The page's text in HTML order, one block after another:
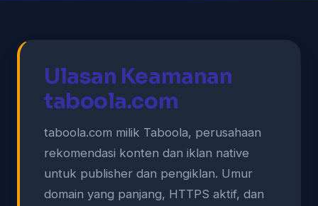
Ulasan Keamanan
taboola.com
taboola.com milik Taboola, perusahaan
rekomendasi konten dan iklan native
untuk publisher dan pengiklan. Umur
domain yang panjang, HTTPS aktif, dan